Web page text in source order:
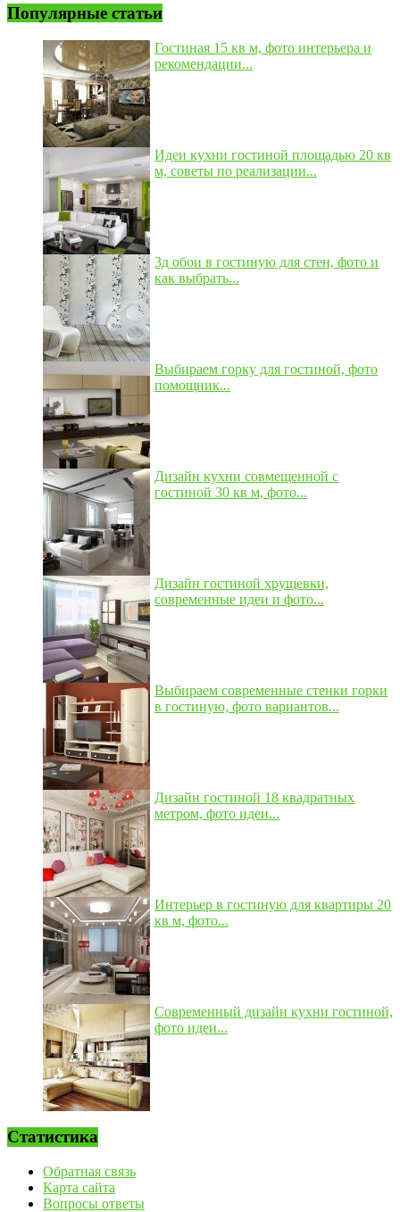
Популярные статьи
Гостиная 15 кв м, фото интерьера и
рекомендации...
Идеи кухни гостиной площадью 20 кв
м, советы по реализации...
3д обои в гостиную для стен, фото и
как выбрать...
Выбираем горку для гостиной, фото
помощник...
Дизайн кухни совмещенной с
гостиной 30 кв м, фото...
Дизайн гостиной хрущевки,
современные идеи и фото...
Выбираем современные стенки горки
в гостиную, фото вариантов...
Дизайн гостиной 18 квадратных
метром, фото идеи...
Интерьер в гостиную для квартиры 20
кв м, фото...
Современный дизайн кухни гостиной,
фото идеи...
Статистика
Обратная связь
Карта сайта
Вопросы ответы